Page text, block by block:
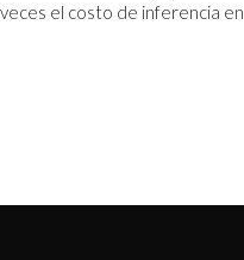
el costo de inferencia en